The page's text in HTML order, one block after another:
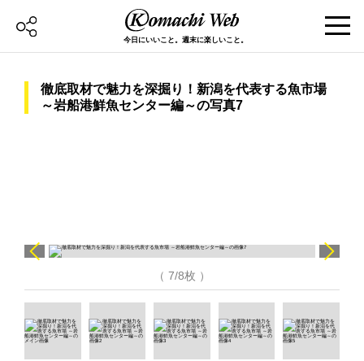
今日にいいこと。週末に楽しいこと。
徹底取材で魅力を深掘り！新潟を代表する魚市場
～岩船港鮮魚センター編～の写真7
（ 7/8枚 ）